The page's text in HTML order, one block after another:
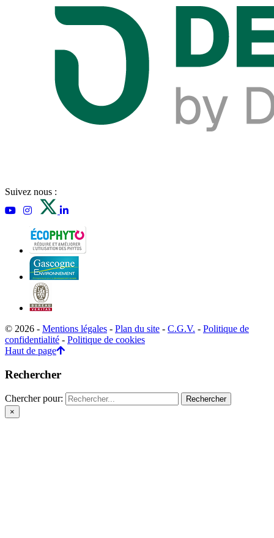
Suivez nous :
© 2026 - Mentions légales - Plan du site - C.G.V. - Politique de
confidentialité - Politique de cookies
Haut de page
Rechercher
Chercher pour:
×